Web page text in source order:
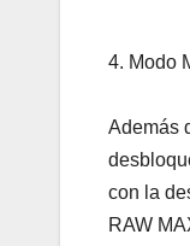
4. Modo
Además
con la
RAW